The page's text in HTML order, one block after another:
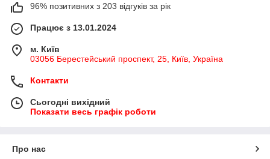
96% позитивних з 203 відгуків за рік
Працює з 13.01.2024
м. Київ
03056 Берестейський проспект, 25, Київ, Україна
Контакти
Сьогодні вихідний
Показати весь графік роботи
Про нас